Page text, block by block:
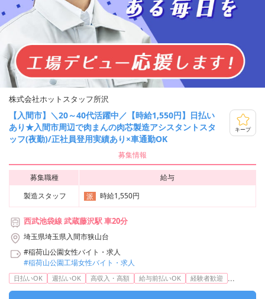
株式会社ホットスタッフ所沢
【入間市】＼20～40代活躍中／【時給1,550円】日払い
あり★入間市周辺で肉まんの肉芯製造アシスタントスタ
ッフ(夜勤)/正社員登用実績あり×車通勤OK
キープ
募集情報
募集職種
給与
製造スタッフ
派 時給1,550円
西武池袋線 武蔵藤沢駅 車20分
埼玉県埼玉県入間市狭山台
#稲荷山公園女性バイト・求人
#稲荷山公園工場女性バイト・求人
日払いOK 週払いOK 高収入・高額 給与前払いOK 経験者歓迎 ...